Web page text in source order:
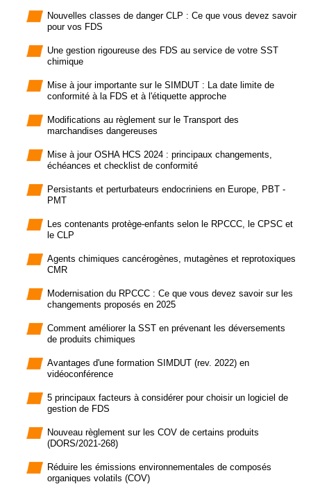
Nouvelles classes de danger CLP : Ce que vous devez savoir
pour vos FDS
Une gestion rigoureuse des FDS au service de votre SST
chimique
Mise à jour importante sur le SIMDUT : La date limite de
conformité à la FDS et à l'étiquette approche
Modifications au règlement sur le Transport des
marchandises dangereuses
Mise à jour OSHA HCS 2024 : principaux changements,
échéances et checklist de conformité
Persistants et perturbateurs endocriniens en Europe, PBT -
PMT
Les contenants protège-enfants selon le RPCCC, le CPSC et
le CLP
Agents chimiques cancérogènes, mutagènes et reprotoxiques
CMR
Modernisation du RPCCC : Ce que vous devez savoir sur les
changements proposés en 2025
Comment améliorer la SST en prévenant les déversements
de produits chimiques
Avantages d'une formation SIMDUT (rev. 2022) en
vidéoconférence
5 principaux facteurs à considérer pour choisir un logiciel de
gestion de FDS
Nouveau règlement sur les COV de certains produits
(DORS/2021-268)
Réduire les émissions environnementales de composés
organiques volatils (COV)